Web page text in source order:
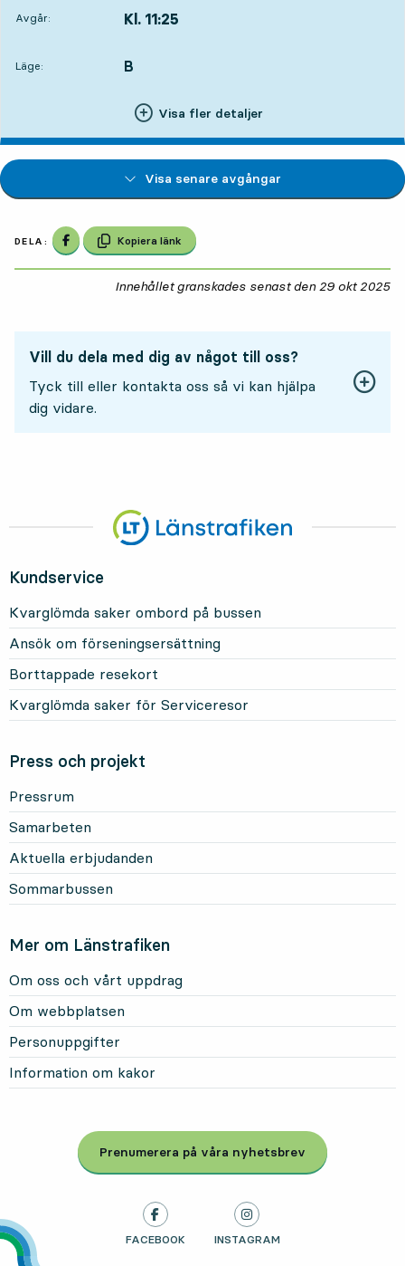
Avgår: Kl. 11:25
Läge:
LÄGE, B
,
Visa fler detaljer
Visa senare avgångar
DELA: Dela på Facebook
Kopiera länk
Innehållet granskades senast den 29 okt 2025
Vill du dela med dig av något till oss?
Tyck till eller kontakta oss så vi kan hjälpa
dig vidare.
Kundservice
Kvarglömda saker ombord på bussen
Ansök om förseningsersättning
Borttappade resekort
Kvarglömda saker för Serviceresor
Press och projekt
Pressrum
Samarbeten
Aktuella erbjudanden
Sommarbussen
Mer om Länstrafiken
Om oss och vårt uppdrag
Om webbplatsen
Personuppgifter
Information om kakor
Prenumerera på våra nyhetsbrev
, Öppnas i modal
LÄNSTRAFIKEN PÅ
FACEBOOK , ÖPPNAS I NY FLIK
LÄNSTRAFIKEN PÅ
INSTAGRAM